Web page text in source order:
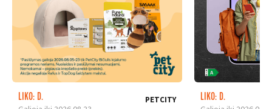
LIKO: D.
PETCITY
LIKO: D.